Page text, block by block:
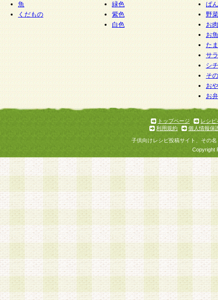
報の利用目的の通知・開示・内容の訂正・追加
停止・消去及び第三者への提供の禁止（以下、
といいます。）に応じます。
開示等に応じる窓口は以下になります。
ぱくすく食堂個人情報お客様相談窓口 paku-
m
個人情報を与えることは任意ですが、個人情報
意をいただけない場合には、当社のサービスの
お問い合わせ・ご相談への対応ができない場合
魚
くだもの
緑色
紫色
白色
ぱん
野
お
お
た
サ
シ
そ
お
お
トップページ
レシピ
利用規約
個人情報保
子供向けレシピ投稿サイト、その
Copyright